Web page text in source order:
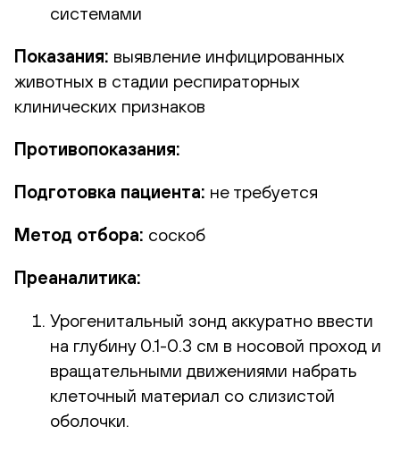
системами
Показания: выявление инфицированных
животных в стадии респираторных
клинических признаков
Противопоказания:
Подготовка пациента: не требуется
Метод отбора: соскоб
Преаналитика:
Урогенитальный зонд аккуратно ввести
на глубину 0.1-0.3 см в носовой проход и
вращательными движениями набрать
клеточный материал со слизистой
оболочки.